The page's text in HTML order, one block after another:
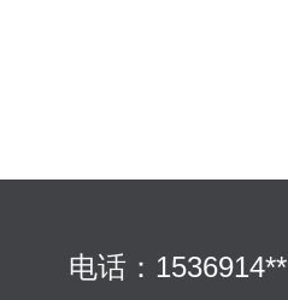
电话：1536914**